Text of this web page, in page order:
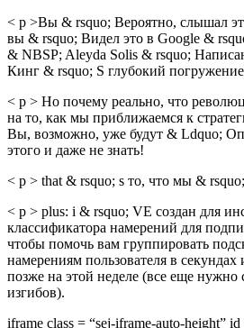
< p >Вы & rsquo; Вероятно, слышал
вы & rsquo; Видел это в Google &
& NBSP; Aleyda Solis & rsquo;
Кинг & rsquo; S глубокий
< p > Но почему реально, что
на то, как мы приближаемся к
Вы, возможно, уже будут & Ldquo;
этого и даже не знать!
< p > that & rsquo; s то, что мы &
< p > plus: i & rsquo; VE создан для
классификатора намерений для
чтобы помочь вам группировать
намерениям пользователя в
позже на этой неделе (все еще нужно
изгибов).
iframe class = “sej-iframe-auto-height”